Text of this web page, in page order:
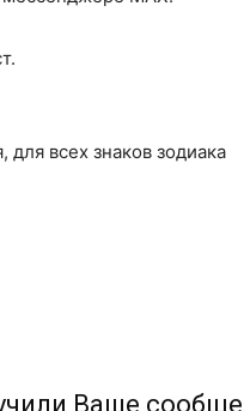
для всех знаков зодиака
Ваше